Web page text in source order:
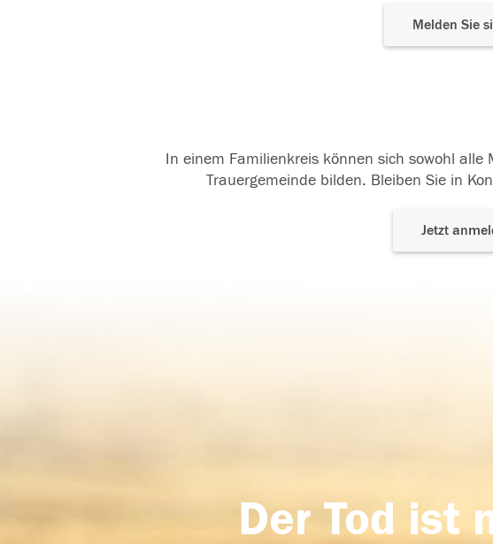
Melden Sie
In einem Familienkreis können sich sowohl
Trauergemeinde bilden. Bleiben Sie in
Jetzt
Der Tod ist